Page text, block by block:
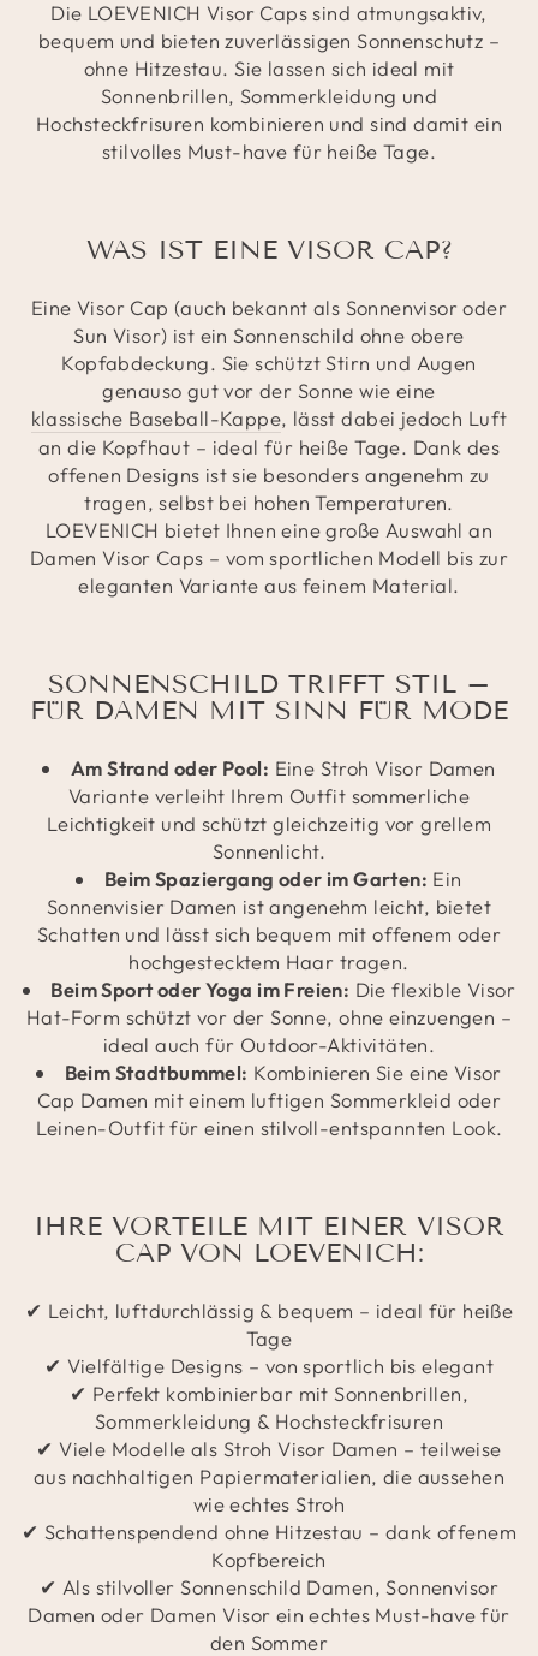
Die LOEVENICH Visor Caps sind atmungsaktiv,
bequem und bieten zuverlässigen Sonnenschutz –
ohne Hitzestau. Sie lassen sich ideal mit
Sonnenbrillen, Sommerkleidung und
Hochsteckfrisuren kombinieren und sind damit ein
stilvolles Must-have für heiße Tage.
WAS IST EINE VISOR CAP?
Eine Visor Cap (auch bekannt als Sonnenvisor oder
Sun Visor) ist ein Sonnenschild ohne obere
Kopfabdeckung. Sie schützt Stirn und Augen
genauso gut vor der Sonne wie eine
klassische Baseball-Kappe, lässt dabei jedoch Luft
an die Kopfhaut – ideal für heiße Tage. Dank des
offenen Designs ist sie besonders angenehm zu
tragen, selbst bei hohen Temperaturen.
LOEVENICH bietet Ihnen eine große Auswahl an
Damen Visor Caps – vom sportlichen Modell bis zur
eleganten Variante aus feinem Material.
SONNENSCHILD TRIFFT STIL –
FÜR DAMEN MIT SINN FÜR MODE
Am Strand oder Pool: Eine Stroh Visor Damen
Variante verleiht Ihrem Outfit sommerliche
Leichtigkeit und schützt gleichzeitig vor grellem
Sonnenlicht.
Beim Spaziergang oder im Garten: Ein
Sonnenvisier Damen ist angenehm leicht, bietet
Schatten und lässt sich bequem mit offenem oder
hochgestecktem Haar tragen.
Beim Sport oder Yoga im Freien: Die flexible Visor
Hat-Form schützt vor der Sonne, ohne einzuengen –
ideal auch für Outdoor-Aktivitäten.
Beim Stadtbummel: Kombinieren Sie eine Visor
Cap Damen mit einem luftigen Sommerkleid oder
Leinen-Outfit für einen stilvoll-entspannten Look.
IHRE VORTEILE MIT EINER VISOR
CAP VON LOEVENICH:
✔ Leicht, luftdurchlässig & bequem – ideal für heiße
Tage
✔ Vielfältige Designs – von sportlich bis elegant
✔ Perfekt kombinierbar mit Sonnenbrillen,
Sommerkleidung & Hochsteckfrisuren
✔ Viele Modelle als Stroh Visor Damen – teilweise
aus nachhaltigen Papiermaterialien, die aussehen
wie echtes Stroh
✔ Schattenspendend ohne Hitzestau – dank offenem
Kopfbereich
✔ Als stilvoller Sonnenschild Damen, Sonnenvisor
Damen oder Damen Visor ein echtes Must-have für
den Sommer